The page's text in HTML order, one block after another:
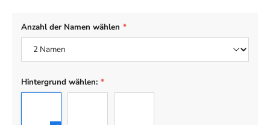
Anzahl der Namen wählen *
Hintergrund wählen: *